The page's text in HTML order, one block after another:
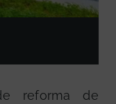
reforma de